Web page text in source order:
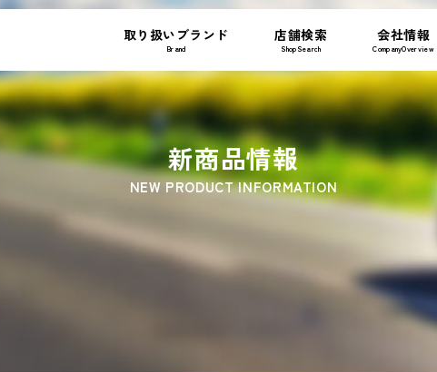
取り扱いブランド
Brand
店舗検索
ShopSearch
会社情報
CompanyOverview
新商品情報
NEW PRODUCT INFORMATION